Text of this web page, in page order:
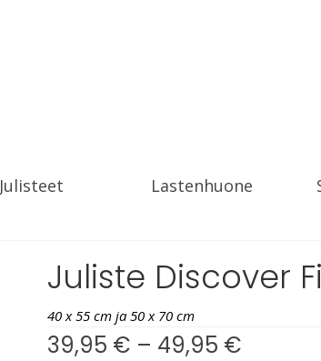
Julisteet Lastenhuone
Juliste Discover
40 x 55 cm ja 50 x 70 cm
39,95 € – 49,95 €